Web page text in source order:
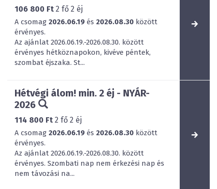
106 800 Ft 2 fő 2 éj
A csomag 2026.06.19 és 2026.08.30 között
érvényes.
Az ajánlat 2026.06.19.-2026.08.30. között
érvényes hétköznapokon, kivéve péntek,
szombat éjszaka. St...
Hétvégi álom! min. 2 éj - NYÁR-
2026
114 800 Ft 2 fő 2 éj
A csomag 2026.06.19 és 2026.08.30 között
érvényes.
Az ajánlat 2026.06.19.-2026.08.30. között
érvényes. Szombati nap nem érkezési nap és
nem távozási na...